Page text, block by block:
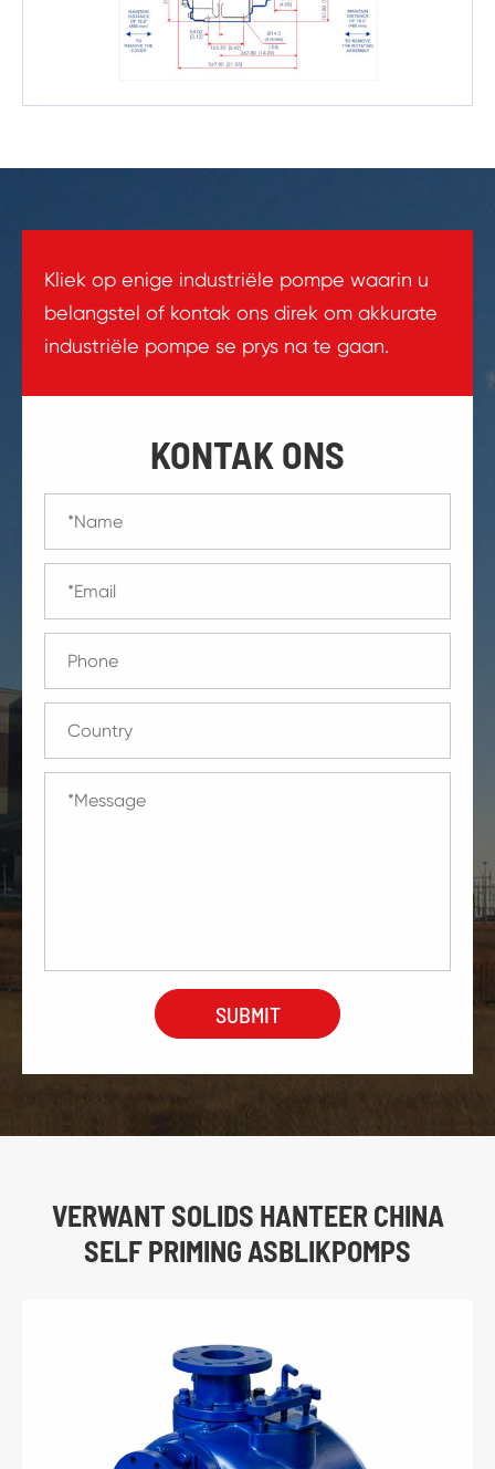
Kliek op enige industriële pompe waarin u
belangstel of kontak ons direk om akkurate
industriële pompe se prys na te gaan.
KONTAK ONS
VERWANT SOLIDS HANTEER CHINA
SELF PRIMING ASBLIKPOMPS